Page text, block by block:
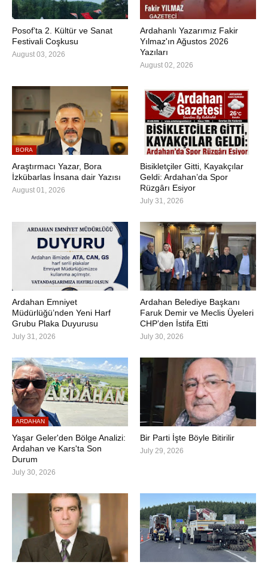
Posof’ta 2. Kültür ve Sanat
Festivali Coşkusu
August 03, 2026
Ardahanlı Yazarımız Fakir
Yılmaz'ın Ağustos 2026
Yazıları
August 02, 2026
BORA
Araştırmacı Yazar, Bora
İzkübarlas İnsana dair Yazısı
August 01, 2026
Bisikletçiler Gitti, Kayakçılar
Geldi: Ardahan’da Spor
Rüzgârı Esiyor
July 31, 2026
Ardahan Emniyet
Müdürlüğü’nden Yeni Harf
Grubu Plaka Duyurusu
July 31, 2026
Ardahan Belediye Başkanı
Faruk Demir ve Meclis Üyeleri
CHP’den İstifa Etti
July 30, 2026
ARDAHAN
Yaşar Geler'den Bölge Analizi:
Ardahan ve Kars'ta Son
Durum
July 30, 2026
Bir Parti İşte Böyle Bitirilir
July 29, 2026